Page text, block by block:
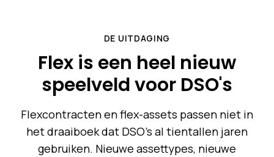
DE UITDAGING
Flex is een heel nieuw
speelveld voor DSO's
Flexcontracten en flex-assets passen niet in
het draaiboek dat DSO's al tientallen jaren
gebruiken. Nieuwe assettypes, nieuwe